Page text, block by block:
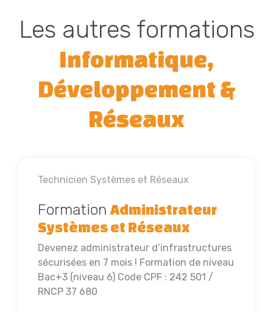
Les autres formations
Informatique,
Développement &
Réseaux
Technicien Systèmes et Réseaux
FormationAdministrateur
Systèmes et Réseaux
Devenez administrateur d’infrastructures
sécurisées en 7 mois ! Formation de niveau
Bac+3 (niveau 6) Code CPF : 242 501 /
RNCP 37 680